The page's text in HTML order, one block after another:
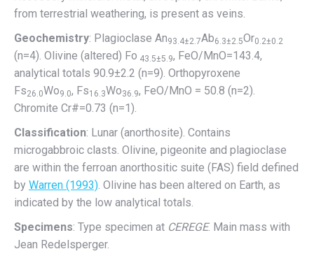
from terrestrial weathering, is present as veins.
Geochemistry: Plagioclase An93.4±2.7Ab6.3±2.5Or0.2±0.2
(n=4). Olivine (altered) Fo 43.5±5.9, FeO/MnO=143.4,
analytical totals 90.9±2.2 (n=9). Orthopyroxene
Fs26.0Wo9.0, Fs16.3Wo36.9, FeO/MnO = 50.8 (n=2).
Chromite Cr#=0.73 (n=1).
Classification: Lunar (anorthosite). Contains
microgabbroic clasts. Olivine, pigeonite and plagioclase
are within the ferroan anorthositic suite (FAS) field defined
by Warren (1993) . Olivine has been altered on Earth, as
indicated by the low analytical totals.
Specimens: Type specimen at CEREGE. Main mass with
Jean Redelsperger.